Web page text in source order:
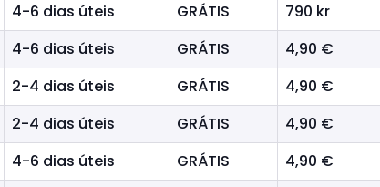
4-6 dias úteis GRÁTIS 790 kr
4-6 dias úteis GRÁTIS 4,90 €
2-4 dias úteis GRÁTIS 4,90 €
2-4 dias úteis GRÁTIS 4,90 €
4-6 dias úteis GRÁTIS 4,90 €